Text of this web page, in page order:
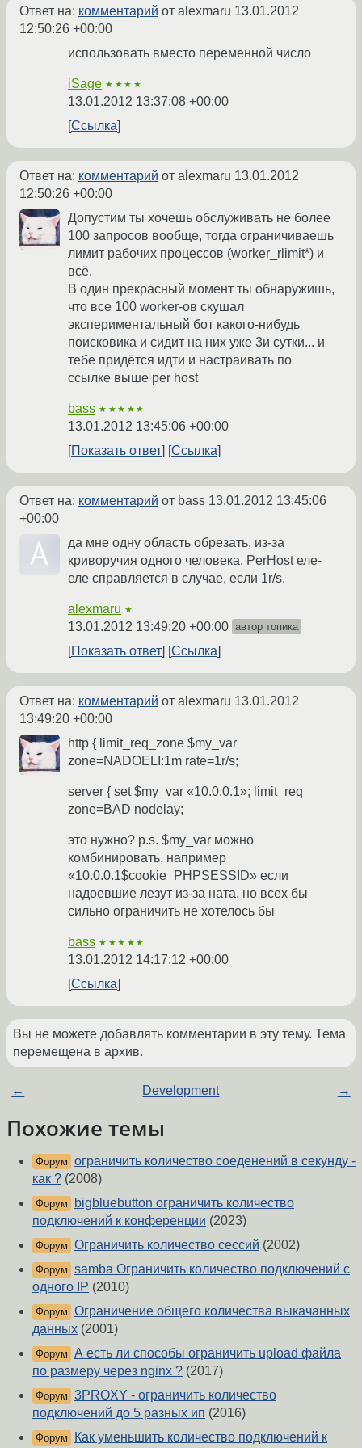
Ответ на: комментарий от alexmaru 13.01.2012
12:50:26 +00:00
использовать вместо переменной число
iSage ★★★★
13.01.2012 13:37:08 +00:00
Ссылка
Ответ на: комментарий от alexmaru 13.01.2012
12:50:26 +00:00
Допустим ты хочешь обслуживать не более
100 запросов вообще, тогда ограничиваешь
лимит рабочих процессов (worker_rlimit*) и
всё.
В один прекрасный момент ты обнаружишь,
что все 100 worker-ов скушал
экспериментальный бот какого-нибудь
поисковика и сидит на них уже 3и сутки... и
тебе придётся идти и настраивать по
ссылке выше per host
bass ★★★★★
13.01.2012 13:45:06 +00:00
Показать ответ
Ссылка
Ответ на: комментарий от bass 13.01.2012 13:45:06
+00:00
да мне одну область обрезать, из-за
криворучия одного человека. PerHost еле-
еле справляется в случае, если 1r/s.
alexmaru ★
13.01.2012 13:49:20 +00:00 автор топика
Показать ответ Ссылка
Ответ на: комментарий от alexmaru 13.01.2012
13:49:20 +00:00
http { limit_req_zone $my_var
zone=NADOELI:1m rate=1r/s;
server { set $my_var «10.0.0.1»; limit_req
zone=BAD nodelay;
это нужно? p.s. $my_var можно
комбинировать, например
«10.0.0.1$cookie_PHPSESSID» если
надоевшие лезут из-за ната, но всех бы
сильно ограничить не хотелось бы
bass ★★★★★
13.01.2012 14:17:12 +00:00
Ссылка
Вы не можете добавлять комментарии в эту тему. Тема
перемещена в архив.
← Development →
Похожие темы
Форум ограничить количество соеденений в секунду -
как ? (2008)
Форум
bigbluebutton ограничить количество
подключений к конференции (2023)
Форум Ограничить количество сессий (2002)
Форум samba Ограничить количество подключений с
одного IP (2010)
Форум Ограничение общего количества выкачанных
данных (2001)
Форум А есть ли способы ограничить upload файла
по размеру через nginx ? (2017)
Форум 3PROXY - ограничить количество
подключений до 5 разных ип (2016)
Форум Как уменьшить количество подключений к